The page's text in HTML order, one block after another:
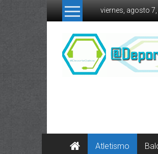
Skip to content
viernes, agosto
Atletismo